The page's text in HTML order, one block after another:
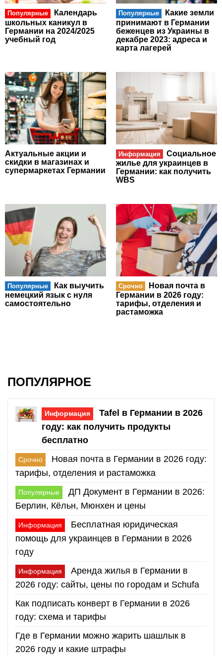
Популярные
Календарь
школьных каникул в
Германии на 2024/2025
учебный год
Популярные
Какие земли
принимают в Германии
беженцев из Украины в
декабре 2023: адреса и
карта лагерей
Актуальные акции и
скидки в магазинах и
супермаркетах Германии
Информация
Социальное
жилье для украинцев в
Германии: как получить
WBS
Популярные
Как выучить
немецкий язык с нуля
самостоятельно
Срочно
Новая почта в
Германии в 2026 году:
тарифы, отделения и
растаможка
ПОПУЛЯРНОЕ
Информация
Tafel в Германии в 2026
году: как получить продукты
бесплатно
Срочно
Новая почта в Германии в 2026 году:
тарифы, отделения и растаможка
Популярные
ДП Документ в Германии в 2026:
Берлин, Кёльн, Мюнхен и цены
Информация
Бесплатная юридическая
помощь для украинцев в Германии в 2026
году
Информация
Аренда жилья в Германии в
2026 году: сайты, цены по городам и Schufa
Как подписать конверт в Германии в 2026
году: схема и тарифы
Где в Германии можно жарить шашлык в
2026 году и какие штрафы